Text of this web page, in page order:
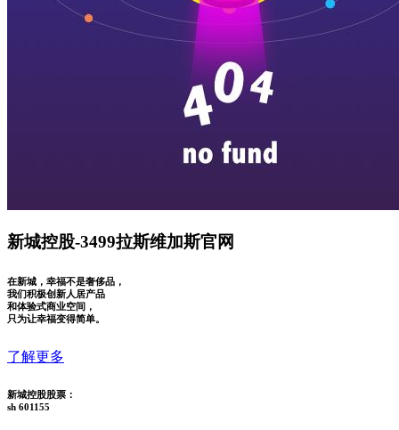
新城控股-3499拉斯维加斯官网
在新城，幸福不是奢侈品，
我们积极创新人居产品
和体验式商业空间，
只为让幸福变得简单。
了解更多
新城控股股票：
sh 601155